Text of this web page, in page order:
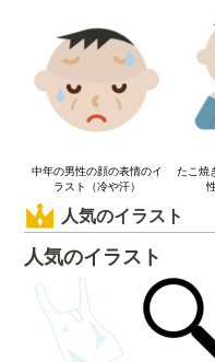
中年の男性の顔の表情のイ
ラスト（冷や汗）
たこ焼
人気のイラスト
人気のイラスト